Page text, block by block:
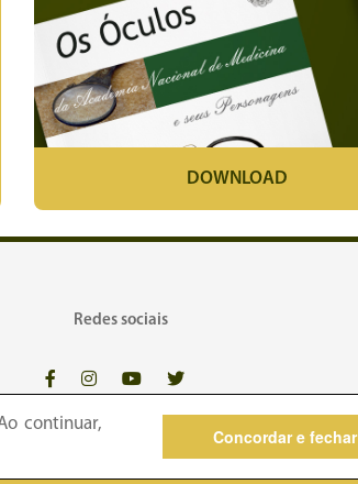
DOWNLOAD
Redes sociais
continuar,
Concordar e fechar